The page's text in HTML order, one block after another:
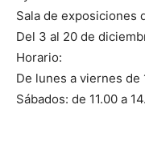
Sala de exposiciones
Del 3 al 20 de
Horario:
De lunes a viernes de
Sábados: de 11.00 a